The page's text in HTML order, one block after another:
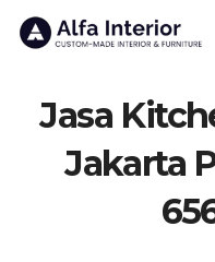
Jasa
Jakarta